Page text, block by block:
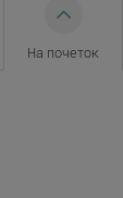
На почеток